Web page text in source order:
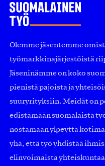
Olemme jäsentemme
työmarkkinajärjestöistä
Jäseninämme on koko
pienistä pajoista ja
suuryrityksiin. Meidät on
edistämään suomalaista
nostamaan ylpeyttä
yhä, että työ yhdistää
elinvoimaista